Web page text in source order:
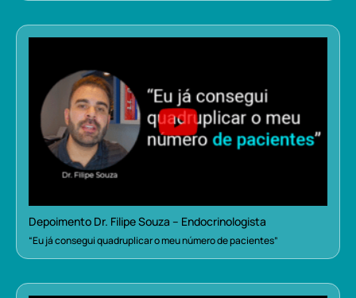
Depoimento Dr. Filipe Souza – Endocrinologista
“Eu já consegui quadruplicar o meu número de pacientes”